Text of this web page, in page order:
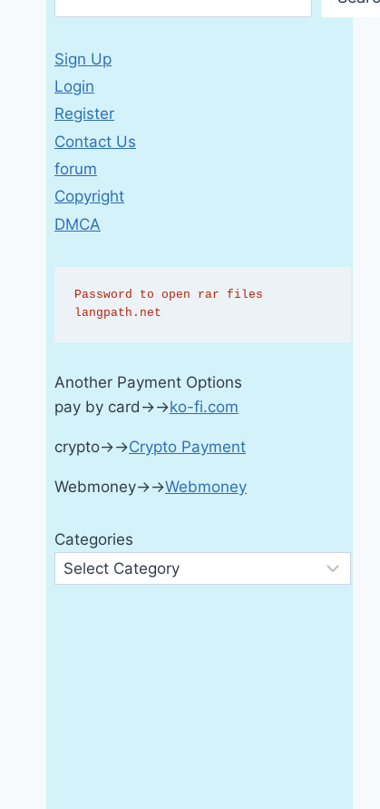
Sign Up
Login
Register
Contact Us
forum
Copyright
DMCA
Password to open rar files
langpath.net
Another Payment Options
pay by card→→ko-fi.com
crypto→→Crypto Payment
Webmoney→→Webmoney
Categories